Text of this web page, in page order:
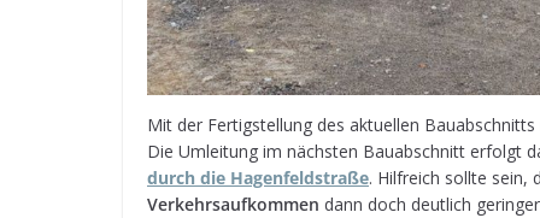
Mit der Fer­tig­stel­lung des aktu­el­len
Die Umlei­tung im nächs­ten Bau­ab­schnitt erfolgt
durch die Hagen­feld­straße. Hilf­reich sollte sein,
Ver­kehrs­auf­kom­men dann doch deut­lich